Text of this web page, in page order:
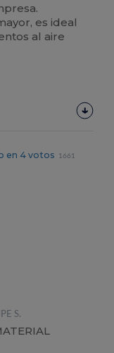
es ideal
al aire
en 4 votos
1661
S.